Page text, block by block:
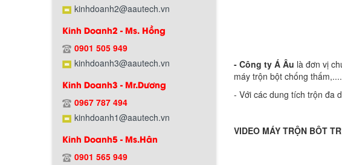
kinhdoanh2@aautech.vn
Kinh Doanh2 - Ms. Hồng
0901 505 949
kinhdoanh3@aautech.vn
Kinh Doanh3 - Mr.Dương
0967 787 494
kinhdoanh1@aautech.vn
Kinh Doanh5 - Ms.Hân
0901 565 949
Chính sách giao hàng
Hướng dẫn thanh toán mua hàng
- Công ty Á Âu là đơn vị
máy trộn bột chống thấm,....
- Với các dung tích trộn đa
VIDEO MÁY TRỘN BÔT